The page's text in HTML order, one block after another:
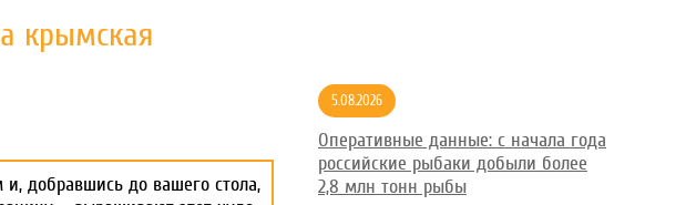
крымская
добравшись до вашего стола,
5.08.2026
Оперативные данные: с начала года
российские рыбаки добыли более
2,8 млн тонн рыбы